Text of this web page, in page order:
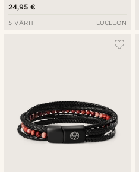
24,95 €
5 VÄRIT LUCLEON